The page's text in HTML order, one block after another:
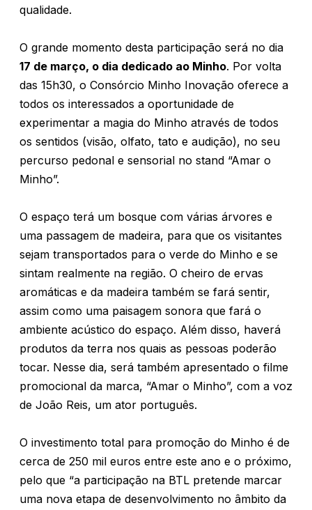
qualidade.
O grande momento desta participação será no dia
17 de março, o dia dedicado ao Minho. Por volta
das 15h30, o Consórcio Minho Inovação oferece a
todos os interessados a oportunidade de
experimentar a magia do Minho através de todos
os sentidos (visão, olfato, tato e audição), no seu
percurso pedonal e sensorial no stand “Amar o
Minho”.
O espaço terá um bosque com várias árvores e
uma passagem de madeira, para que os visitantes
sejam transportados para o verde do Minho e se
sintam realmente na região. O cheiro de ervas
aromáticas e da madeira também se fará sentir,
assim como uma paisagem sonora que fará o
ambiente acústico do espaço. Além disso, haverá
produtos da terra nos quais as pessoas poderão
tocar. Nesse dia, será também apresentado o filme
promocional da marca, “Amar o Minho”, com a voz
de João Reis, um ator português.
O investimento total para promoção do Minho é de
cerca de 250 mil euros entre este ano e o próximo,
pelo que “a participação na BTL pretende marcar
uma nova etapa de desenvolvimento no âmbito da